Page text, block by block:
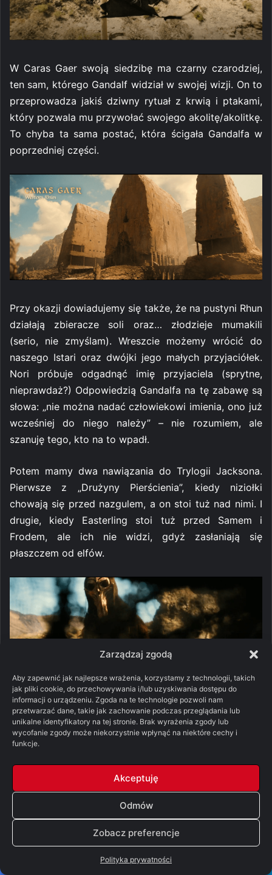
Zarządzaj zgodą
Aby zapewnić jak najlepsze wrażenia, korzystamy z technologii, takich
jak pliki cookie, do przechowywania i/lub uzyskiwania dostępu do
informacji o urządzeniu. Zgoda na te technologie pozwoli nam
przetwarzać dane, takie jak zachowanie podczas przeglądania lub
unikalne identyfikatory na tej stronie. Brak wyrażenia zgody lub
wycofanie zgody może niekorzystnie wpłynąć na niektóre cechy i
funkcje.
Akceptuję
Odmów
Zobacz preferencje
Polityka prywatności
W Caras Gaer swoją siedzibę ma czarny czarodziej,
ten sam, którego Gandalf widział w swojej wizji. On to
przeprowadza jakiś dziwny rytuał z krwią i ptakami,
który pozwala mu przywołać swojego akolitę/akolitkę.
To chyba ta sama postać, która ścigała Gandalfa w
poprzedniej części.
Przy okazji dowiadujemy się także, że na pustyni Rhun
działają zbieracze soli oraz… złodzieje mumakili
(serio, nie zmyślam). Wreszcie możemy wrócić do
naszego Istari oraz dwójki jego małych przyjaciółek.
Nori próbuje odgadnąć imię przyjaciela (sprytne,
nieprawdaż?) Odpowiedzią Gandalfa na tę zabawę są
słowa: „nie można nadać człowiekowi imienia, ono już
wcześniej do niego należy” – nie rozumiem, ale
szanuję tego, kto na to wpadł.
Potem mamy dwa nawiązania do Trylogii Jacksona.
Pierwsze z „Drużyny Pierścienia”, kiedy niziołki
chowają się przed nazgulem, a on stoi tuż nad nimi. I
drugie, kiedy Easterling stoi tuż przed Samem i
Frodem, ale ich nie widzi, gdyż zasłaniają się
płaszczem od elfów.
W Khazad-Dum czas leci bardzo
szybko, a Elrond jest obrażony
wszystkie rośliny uprawne w krasnoludzkim mieście-
kopalni. Żona księcia stara się jakoś pomóc swojemu
ludowi, idzie więc na audiencję do króla Durina.
Najpierw mamy pokaz zdolności scenarzystów, którzy
wymyślili doskonałe przysłowie, że „plotki są jak
skowronki – ładnie wyglądają, ale się niemi nie najesz”.